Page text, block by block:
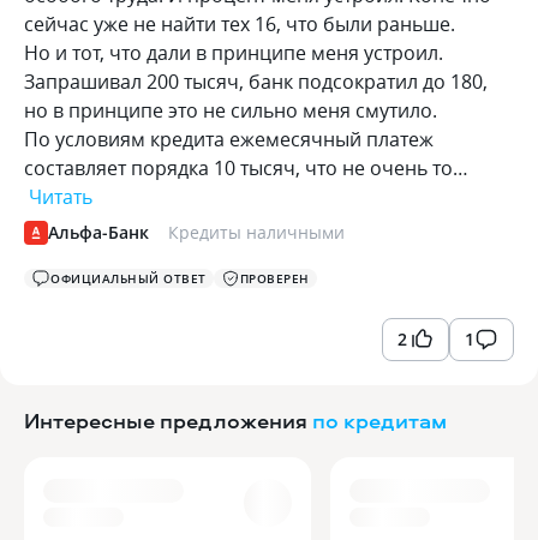
сейчас уже не найти тех 16, что были раньше.
Но и тот, что дали в принципе меня устроил.
Запрашивал 200 тысяч, банк подсократил до 180,
но в принципе это не сильно меня смутило.
По условиям кредита ежемесячный платеж
составляет порядка 10 тысяч, что не очень то…
Читать
Альфа-Банк Кредиты наличными
ОФИЦИАЛЬНЫЙ ОТВЕТ ПРОВЕРЕН
2 1
Интересные предложения по кредитам